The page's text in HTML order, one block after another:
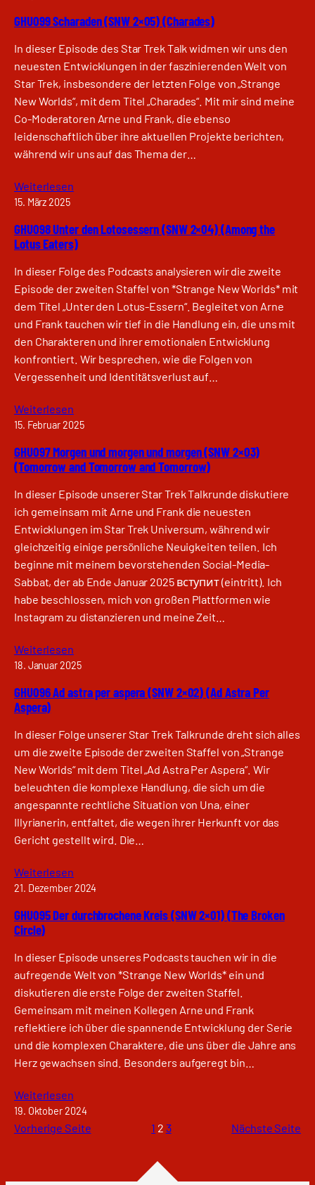
GHU099 Scharaden (SNW 2×05) (Charades)
In dieser Episode des Star Trek Talk widmen wir uns den
neuesten Entwicklungen in der faszinierenden Welt von
Star Trek, insbesondere der letzten Folge von „Strange
New Worlds“, mit dem Titel „Charades“. Mit mir sind meine
Co-Moderatoren Arne und Frank, die ebenso
leidenschaftlich über ihre aktuellen Projekte berichten,
während wir uns auf das Thema der…
Weiterlesen
15. März 2025
GHU098 Unter den Lotosessern (SNW 2×04) (Among the
Lotus Eaters)
In dieser Folge des Podcasts analysieren wir die zweite
Episode der zweiten Staffel von *Strange New Worlds* mit
dem Titel „Unter den Lotus-Essern“. Begleitet von Arne
und Frank tauchen wir tief in die Handlung ein, die uns mit
den Charakteren und ihrer emotionalen Entwicklung
konfrontiert. Wir besprechen, wie die Folgen von
Vergessenheit und Identitätsverlust auf…
Weiterlesen
15. Februar 2025
GHU097 Morgen und morgen und morgen (SNW 2×03)
(Tomorrow and Tomorrow and Tomorrow)
In dieser Episode unserer Star Trek Talkrunde diskutiere
ich gemeinsam mit Arne und Frank die neuesten
Entwicklungen im Star Trek Universum, während wir
gleichzeitig einige persönliche Neuigkeiten teilen. Ich
beginne mit meinem bevorstehenden Social-Media-
Sabbat, der ab Ende Januar 2025 вступит (eintritt). Ich
habe beschlossen, mich von großen Plattformen wie
Instagram zu distanzieren und meine Zeit…
Weiterlesen
18. Januar 2025
GHU096 Ad astra per aspera (SNW 2×02) (Ad Astra Per
Aspera)
In dieser Folge unserer Star Trek Talkrunde dreht sich alles
um die zweite Episode der zweiten Staffel von „Strange
New Worlds“ mit dem Titel „Ad Astra Per Aspera“. Wir
beleuchten die komplexe Handlung, die sich um die
angespannte rechtliche Situation von Una, einer
Illyrianerin, entfaltet, die wegen ihrer Herkunft vor das
Gericht gestellt wird. Die…
Weiterlesen
21. Dezember 2024
GHU095 Der durchbrochene Kreis (SNW 2×01) (The Broken
Circle)
In dieser Episode unseres Podcasts tauchen wir in die
aufregende Welt von *Strange New Worlds* ein und
diskutieren die erste Folge der zweiten Staffel.
Gemeinsam mit meinen Kollegen Arne und Frank
reflektiere ich über die spannende Entwicklung der Serie
und die komplexen Charaktere, die uns über die Jahre ans
Herz gewachsen sind. Besonders aufgeregt bin…
Weiterlesen
19. Oktober 2024
Vorherige Seite 1 2 3 Nächste Seite